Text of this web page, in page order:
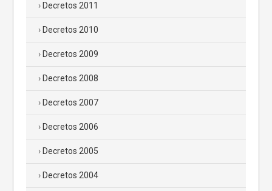
Decretos 2011
Decretos 2010
Decretos 2009
Decretos 2008
Decretos 2007
Decretos 2006
Decretos 2005
Decretos 2004